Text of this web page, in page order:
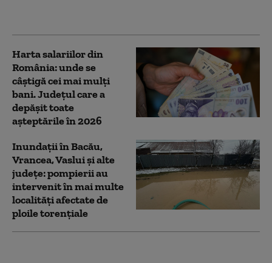
Harta salariilor din
România: unde se
câștigă cei mai mulți
bani. Județul care a
depășit toate
așteptările în 2026
Inundații în Bacău,
Vrancea, Vaslui și alte
județe: pompierii au
intervenit în mai multe
localități afectate de
ploile torențiale